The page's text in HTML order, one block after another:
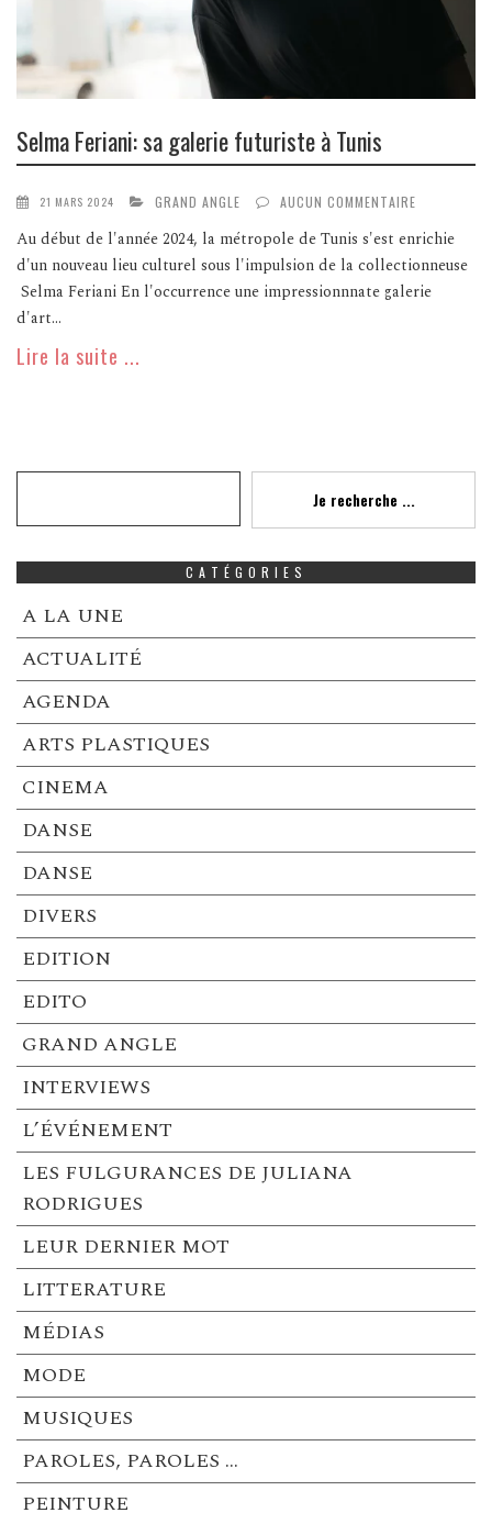
Selma Feriani: sa galerie futuriste à Tunis
21 MARS 2024 GRAND ANGLE AUCUN COMMENTAIRE
Au début de l'année 2024, la métropole de Tunis s'est enrichie
d'un nouveau lieu culturel sous l'impulsion de la collectionneuse
Selma Feriani En l'occurrence une impressionnnate galerie
d'art...
Lire la suite ...
Je recherche ...
CATÉGORIES
A LA UNE
ACTUALITÉ
AGENDA
ARTS PLASTIQUES
CINEMA
DANSE
DANSE
DIVERS
EDITION
EDITO
GRAND ANGLE
INTERVIEWS
L’ÉVÉNEMENT
LES FULGURANCES DE JULIANA
RODRIGUES
LEUR DERNIER MOT
LITTERATURE
MÉDIAS
MODE
MUSIQUES
PAROLES, PAROLES …
PEINTURE